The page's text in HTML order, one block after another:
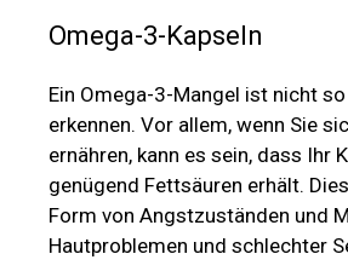
Omega-3-Kapseln
Ein Omega-3-Mangel ist nicht
erkennen. Vor allem, wenn Sie
ernähren, kann es sein, dass Ihr
genügend Fettsäuren erhält.
Form von Angstzuständen und
Hautproblemen und schlechter